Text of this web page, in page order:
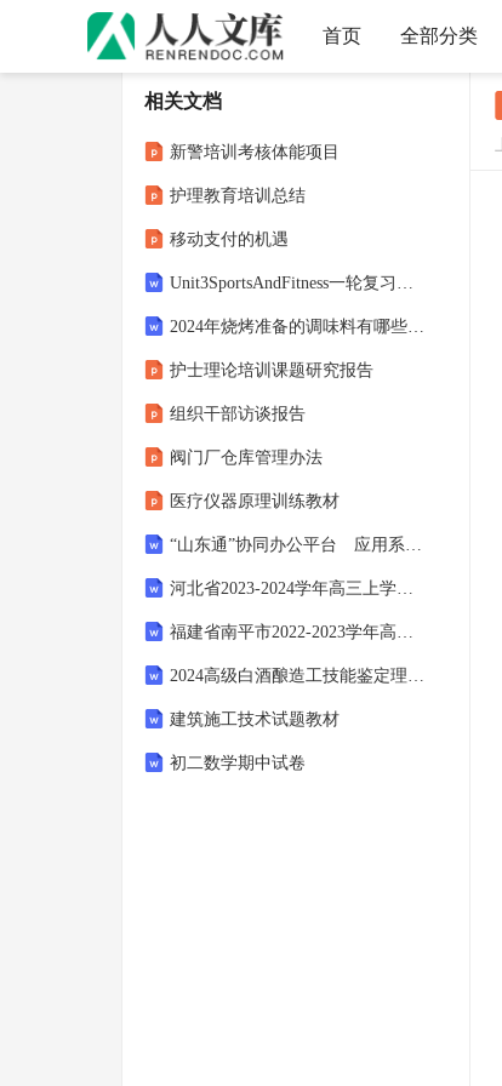
首页 全部分类
相关文档
新警培训考核体能项目
护理教育培训总结
移动支付的机遇
Unit3SportsAndFitness一轮复习词汇积累讲义-2023-2024学年高中英语人教版
2024年烧烤准备的调味料有哪些：美味的调料介绍
护士理论培训课题研究报告
组织干部访谈报告
阀门厂仓库管理办法
医疗仪器原理训练教材
“山东通”协同办公平台 应用系统接入要求-地方标准编制
河北省2023-2024学年高三上学期12月省级联测考试地理试题
福建省南平市2022-2023学年高一上学期期末质量检测物理试题（原卷版）
2024高级白酒酿造工技能鉴定理论试题
建筑施工技术试题教材
初二数学期中试卷